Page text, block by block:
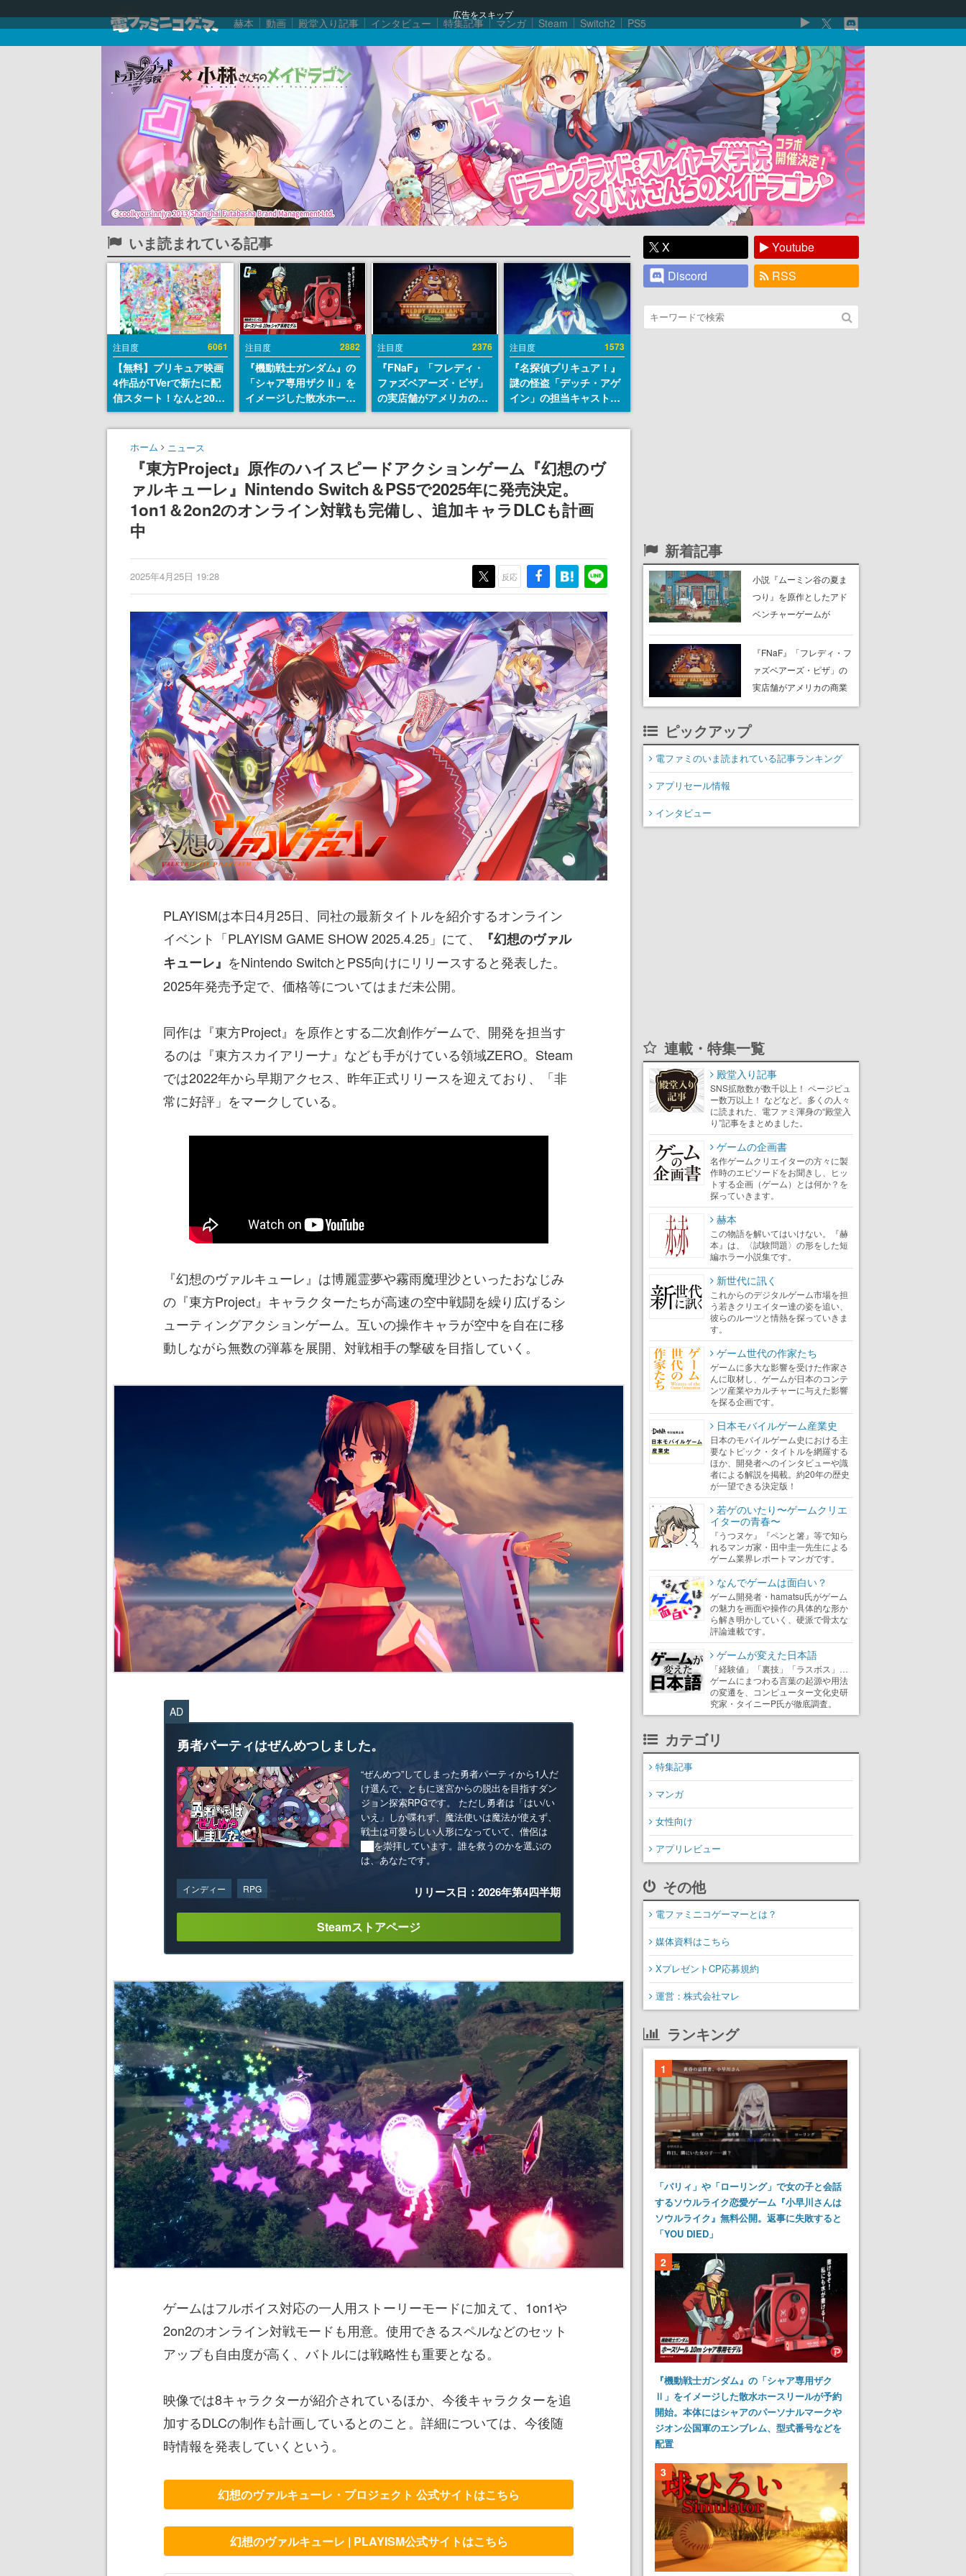
広告をスキップ
赫本 動画 殿堂入り記事 インタビュー 特集記事 マンガ Steam Switch2 PS5
いま読まれている記事
注目度 6061
【無料】プリキュア映画
4作品がTVerで新たに配
信スタート！なんと2018
年～2024年の映画ほぼす
べてが見放題に、ぶっち
ゃけありえないラインナ
注目度 2882
『機動戦士ガンダム』の
「シャア専用ザクⅡ」を
イメージした散水ホース
リールが予約開始。本体
にはシャアのパーソナル
エンブレム、型式番号な
どを配置
注目度 2376
『FNaF』「フレディ・
ファズベアーズ・ピザ」
の実店舗がアメリカの商
業施設「American
Dream」に2027年オープ
同開発、食事だけでなく
ステージショーや没入型
のホラー体験も楽しめる
注目度 1573
『名探偵プリキュア！』
謎の怪盗「デッチ・アゲ
イン」の担当キャストは
天﨑滉平さんと判明。
『Re:ゼロから始める異
『ヒプノシスマイク』山
田三郎役など
ホーム ニュース
『東方Project』原作のハイスピードアクションゲーム『幻想のヴ
ァルキューレ』Nintendo Switch＆PS5で2025年に発売決定。
1on1＆2on2のオンライン対戦も完備し、追加キャラDLCも計画
中
2025年4月25日 19:28 反応
PLAYISMは本日4月25日、同社の最新タイトルを紹介するオンライン
イベント「PLAYISM GAME SHOW 2025.4.25」にて、
『幻想のヴァル
キューレ』 をNintendo SwitchとPS5向けにリリースすると発表した。
2025年発売予定で、価格等についてはまだ未公開。
同作は『東方Project』を原作とする二次創作ゲームで、開発を担当す
るのは『東方スカイアリーナ』なども手がけている領域ZERO。Steam
では2022年から早期アクセス、昨年正式リリースを迎えており、「非
常に好評」をマークしている。
『幻想のヴァルキューレ』は博麗霊夢や霧雨魔理沙といったおなじみ
の『東方Project』キャラクターたちが高速の空中戦闘を繰り広げるシ
ューティングアクションゲーム。互いの操作キャラが空中を自在に移
動しながら無数の弾幕を展開、対戦相手の撃破を目指していく。
AD
勇者パーティはぜんめつしました。
“ぜんめつ”してしまった勇者パーティから1人だ
け選んで、ともに迷宮からの脱出を目指すダン
ジョン探索RPGです。 ただし勇者は「はい/い
いえ」しか喋れず、魔法使いは魔法が使えず、
戦士は可愛らしい人形になっていて、僧侶は
██を崇拝しています。誰を救うのかを選ぶの
は、あなたです。
インディー RPG リリース日：2026年第4四半期
Steamストアページ
ゲームはフルボイス対応の一人用ストーリーモードに加えて、1on1や
2on2のオンライン対戦モードも用意。使用できるスペルなどのセット
アップも自由度が高く、バトルには戦略性も重要となる。
映像では8キャラクターが紹介されているほか、今後キャラクターを追
加するDLCの制作も計画しているとのこと。詳細については、今後随
時情報を発表していくという。
幻想のヴァルキューレ・プロジェクト 公式サイトはこちら
幻想のヴァルキューレ | PLAYISM公式サイトはこちら
X
Youtube
Discord
RSS
新着記事
小説『ムーミン谷の夏ま
つり』を原作としたアド
ベンチャーゲームが
PC（Steam）向けに2026
年秋発売へ。手描きアー
トの雰囲気が良すぎる最
『FNaF』「フレディ・フ
ァズベアーズ・ピザ」の
実店舗がアメリカの商業
施設「American Dream」
発、食事だけでなくステ
ージショーや没入型のホ
ピックアップ
電ファミのいま読まれている記事ランキング
アプリセール情報
インタビュー
連載・特集一覧
殿堂入り記事
SNS拡散数が数千以上！ ページビュ
ー数万以上！ などなど。多くの人々
に読まれた、電ファミ渾身の“殿堂入
り”記事をまとめました。
ゲームの企画書
名作ゲームクリエイターの方々に製
作時のエピソードをお聞きし、ヒッ
トする企画（ゲーム）とは何か？を
探っていきます。
赫本
この物語を解いてはいけない。『赫
本』は、〈試験問題〉の形をした短
編ホラー小説集です。
新世代に訊く
これからのデジタルゲーム市場を担
う若きクリエイター達の姿を追い、
彼らのルーツと情熱を探っていきま
す。
ゲーム世代の作家たち
ゲームに多大な影響を受けた作家さ
んに取材し、ゲームが日本のコンテ
ンツ産業やカルチャーに与えた影響
を探る企画です。
日本モバイルゲーム産業史
日本のモバイルゲーム史における主
要なトピック・タイトルを網羅する
ほか、開発者へのインタビューや識
者による解説を掲載。約20年の歴史
が一望できる決定版！
若ゲのいたり〜ゲームクリエ
イターの青春〜
『うつヌケ』『ペンと箸』等で知ら
れるマンガ家・田中圭一先生による
ゲーム業界レポートマンガです。
なんでゲームは面白い？
ゲーム開発者・hamatsu氏がゲーム
の魅力を画面や操作の具体的な形か
ら解き明かしていく、硬派で骨太な
評論連載です。
ゲームが変えた日本語
「経験値」「裏技」「ラスボス」…
ゲームにまつわる言葉の起源や用法
の変遷を、コンピューター文化史研
究家・タイニーP氏が徹底調査。
カテゴリ
特集記事
マンガ
女性向け
アプリレビュー
その他
電ファミニコゲーマーとは？
媒体資料はこちら
XプレゼントCP応募規約
運営：株式会社マレ
ランキング
1
「パリィ」や「ローリング」で女の子と会話
するソウルライク恋愛ゲーム『小早川さんは
ソウルライク』無料公開。返事に失敗すると
「YOU DIED」
2
『機動戦士ガンダム』の「シャア専用ザク
Ⅱ」をイメージした散水ホースリールが予約
開始。本体にはシャアのパーソナルマークや
ジオン公国軍のエンブレム、型式番号などを
配置
3